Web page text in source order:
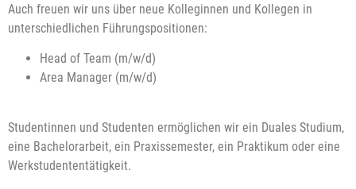
Auch freuen wir uns über neue Kolleginnen und Kollegen in
unterschiedlichen Führungspositionen:
Head of Team (m/w/d)
Area Manager (m/w/d)
Studentinnen und Studenten ermöglichen wir ein Duales Studium,
eine Bachelorarbeit, ein Praxissemester, ein Praktikum oder eine
Werkstudententätigkeit.